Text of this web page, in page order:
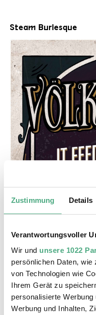
Zustimmung Details
Verantwortungsvoller
Wir und unsere 1022
persönlichen Daten,
von Technologien wie
Ihrem Gerät zu
personalisierte
Werbung und Inhalten,
Steam Burlesque